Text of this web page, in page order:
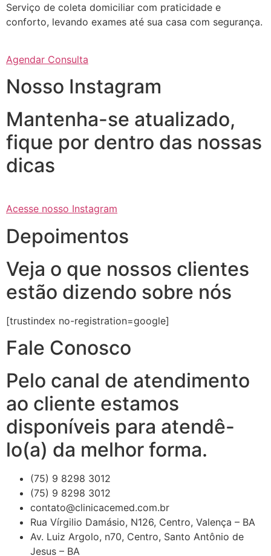
Serviço de coleta domiciliar com praticidade e
conforto, levando exames até sua casa com segurança.
Agendar Consulta
Nosso Instagram
Mantenha-se atualizado,
fique por dentro das nossas
dicas
Acesse nosso Instagram
Depoimentos
Veja o que nossos clientes
estão dizendo sobre nós
[trustindex no-registration=google]
Fale Conosco
Pelo canal de atendimento
ao cliente estamos
disponíveis para atendê-
lo(a) da melhor forma.
(75) 9 8298 3012
(75) 9 8298 3012
contato@clinicacemed.com.br
Rua Vírgilio Damásio, N126, Centro, Valença – BA
Av. Luiz Argolo, n70, Centro, Santo Antônio de
Jesus – BA